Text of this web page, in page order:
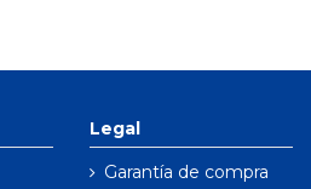
Legal
Garantía de compra